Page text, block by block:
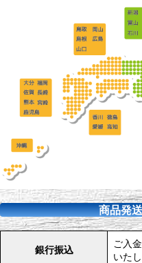
商品発
銀行振込
ご入
いたし